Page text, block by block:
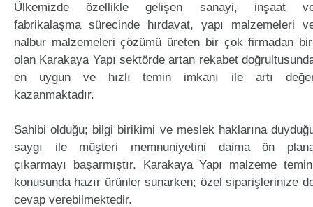
Ülkemizde özellikle gelişen sanayi, inşaat
fabrikalaşma sürecinde hırdavat, yapı malzemeleri
nalbur malzemeleri çözümü üreten bir çok firmadan
olan Karakaya Yapı sektörde artan rekabet
en uygun ve hızlı temin imkanı ile artı
kazanmaktadır.
Sahibi olduğu; bilgi birikimi ve meslek haklarına
saygı ile müşteri memnuniyetini daima ön
çıkarmayı başarmıştır. Karakaya Yapı malzeme
konusunda hazır ürünler sunarken; özel siparişlerinize
cevap verebilmektedir.